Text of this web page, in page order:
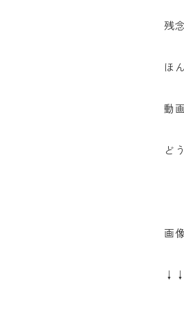
残
ほ
動
ど
画